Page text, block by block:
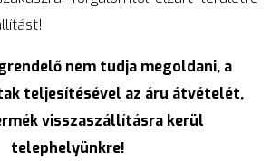
nem tudja megoldani, a
teljesítésével az áru átvételét,
visszaszállításra kerül
telephelyünkre!